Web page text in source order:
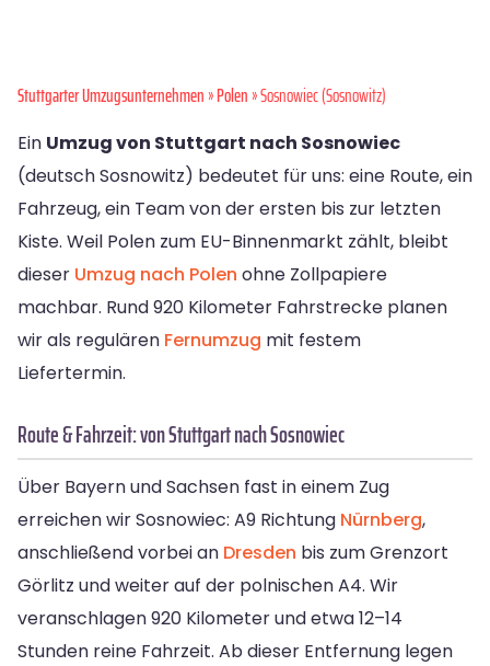
Stuttgarter Umzugsunternehmen»Polen» Sosnowiec (Sosnowitz)
Ein Umzug von Stuttgart nach Sosnowiec
(deutsch Sosnowitz) bedeutet für uns: eine Route, ein
Fahrzeug, ein Team von der ersten bis zur letzten
Kiste. Weil Polen zum EU-Binnenmarkt zählt, bleibt
dieser Umzug nach Polen ohne Zollpapiere
machbar. Rund 920 Kilometer Fahrstrecke planen
wir als regulären Fernumzug mit festem
Liefertermin.
Route & Fahrzeit: von Stuttgart nach Sosnowiec
Über Bayern und Sachsen fast in einem Zug
erreichen wir Sosnowiec: A9 Richtung Nürnberg,
anschließend vorbei an Dresden bis zum Grenzort
Görlitz und weiter auf der polnischen A4. Wir
veranschlagen 920 Kilometer und etwa 12–14
Stunden reine Fahrzeit. Ab dieser Entfernung legen